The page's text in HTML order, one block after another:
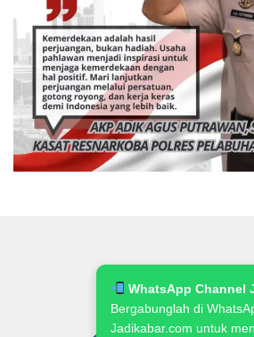
WhatsApp Channel
Bergabunglah di
Jadikabar.com untuk